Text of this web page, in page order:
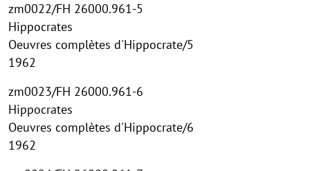
zm0022/FH 26000.961-5
Hippocrates
Oeuvres complètes d'Hippocrate/5
1962
zm0023/FH 26000.961-6
Hippocrates
Oeuvres complètes d'Hippocrate/6
1962